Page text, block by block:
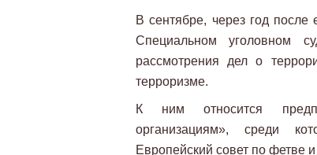
В сентябре, через год после
Специальном уголовном
рассмотрения дел о
терроризме.
К ним относится
организациям», среди
Европейский совет по фетве